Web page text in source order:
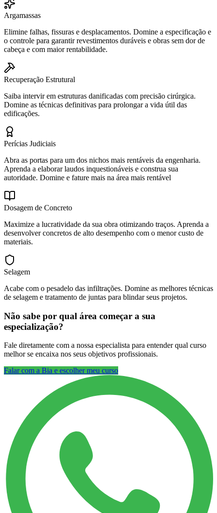
Argamassas
Elimine falhas, fissuras e desplacamentos. Domine a especificação e
o controle para garantir revestimentos duráveis e obras sem dor de
cabeça e com maior rentabilidade.
Recuperação Estrutural
Saiba intervir em estruturas danificadas com precisão cirúrgica.
Domine as técnicas definitivas para prolongar a vida útil das
edificações.
Perícias Judiciais
Abra as portas para um dos nichos mais rentáveis da engenharia.
Aprenda a elaborar laudos inquestionáveis e construa sua
autoridade. Domine e fature mais na área mais rentável
Dosagem de Concreto
Maximize a lucratividade da sua obra otimizando traços. Aprenda a
desenvolver concretos de alto desempenho com o menor custo de
materiais.
Selagem
Acabe com o pesadelo das infiltrações. Domine as melhores técnicas
de selagem e tratamento de juntas para blindar seus projetos.
Não sabe por qual área começar a sua
especialização?
Fale diretamente com a nossa especialista para entender qual curso
melhor se encaixa nos seus objetivos profissionais.
Falar com a Bia e escolher meu curso